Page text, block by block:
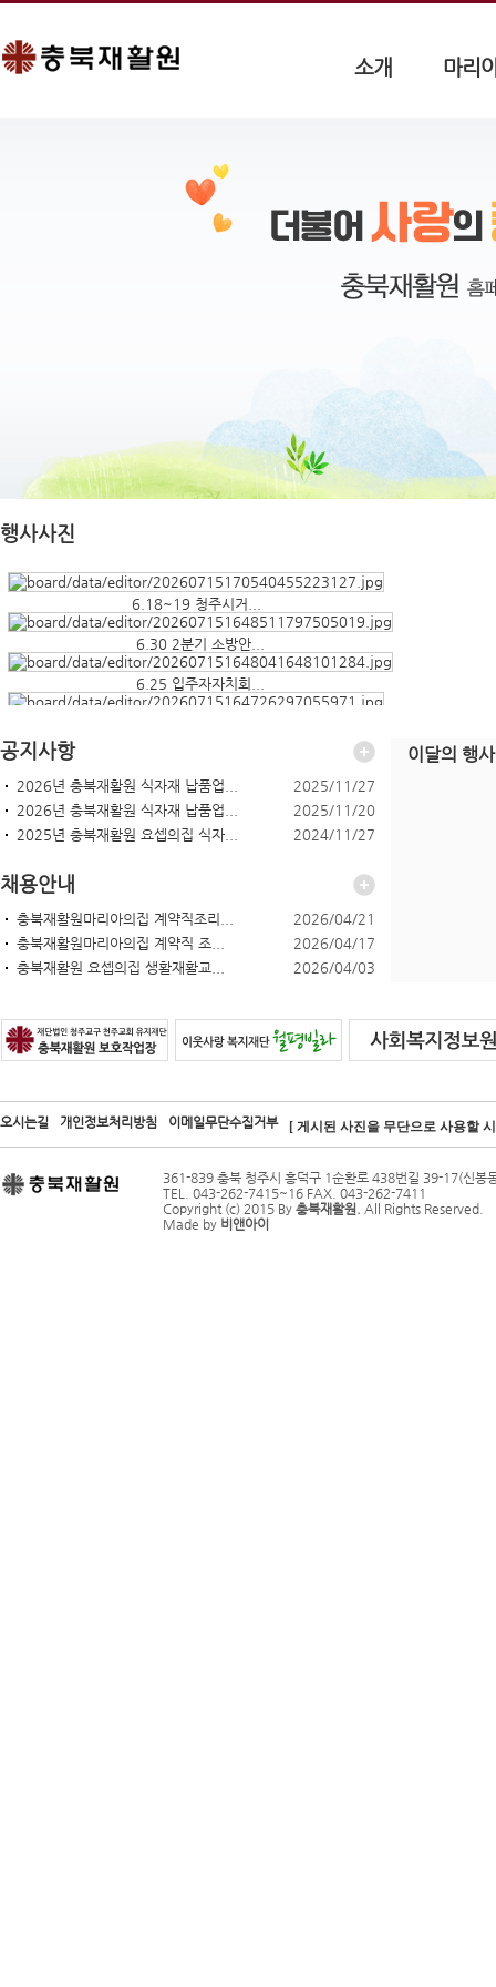
소개 마리
행사사진
6.18~19 청주시거...
6.30 2분기 소방안...
6.25 입주자자치회...
공지사항
2026년 충북재활원 식자재 납품업...
2025/11/27
2026년 충북재활원 식자재 납품업...
2025/11/20
2025년 충북재활원 요셉의집 식자...
2024/11/27
채용안내
충북재활원마리아의집 계약직조리...
2026/04/21
충북재활원마리아의집 계약직 조...
2026/04/17
충북재활원 요셉의집 생활재활교...
2026/04/03
이달의 행사
오시는길 개인정보처리방침 이메일무단수집거부 [ 게시된 사진을 무단으로 사용할
361-839 충북 청주시 흥덕구 1순환로 438번길 39-17(신봉
TEL. 043-262-7415~16 FAX. 043-262-7411
Copyright (c) 2015 By 충북재활원. All Rights Reserved.
Made by 비앤아이